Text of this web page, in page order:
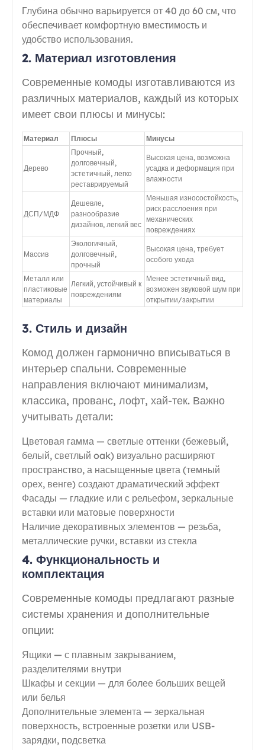
Глубина обычно варьируется от 40 до 60 см, что
обеспечивает комфортную вместимость и
удобство использования.
2. Материал изготовления
Современные комоды изготавливаются из
различных материалов, каждый из которых
имеет свои плюсы и минусы:
Материал Плюсы Минусы
Дерево
Прочный,
долговечный,
эстетичный, легко
реставрируемый
Высокая цена, возможна
усадка и деформация при
влажности
ДСП/МДФ
Дешевле,
разнообразие
дизайнов, легкий вес
Меньшая износостойкость,
риск расслоения при
механических
повреждениях
Массив
Экологичный,
долговечный,
прочный
Высокая цена, требует
особого ухода
Металл или
пластиковые
материалы
Легкий, устойчивый к
повреждениям
Менее эстетичный вид,
возможен звуковой шум при
открытии/закрытии
3. Стиль и дизайн
Комод должен гармонично вписываться в
интерьер спальни. Современные
направления включают минимализм,
классика, прованс, лофт, хай-тек. Важно
учитывать детали:
Цветовая гамма — светлые оттенки (бежевый,
белый, светлый oak) визуально расширяют
пространство, а насыщенные цвета (темный
орех, венге) создают драматический эффект
Фасады — гладкие или с рельефом, зеркальные
вставки или матовые поверхности
Наличие декоративных элементов — резьба,
металлические ручки, вставки из стекла
4. Функциональность и
комплектация
Современные комоды предлагают разные
системы хранения и дополнительные
опции:
Ящики — с плавным закрыванием,
разделителями внутри
Шкафы и секции — для более больших вещей
или белья
Дополнительные элемента — зеркальная
поверхность, встроенные розетки или USB-
зарядки, подсветка